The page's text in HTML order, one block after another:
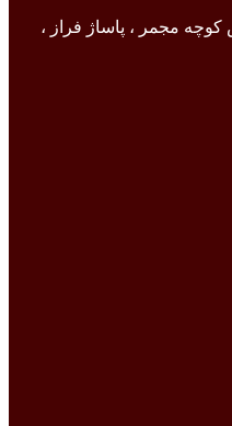
کوچه مجمر ، پاساژ فراز ،